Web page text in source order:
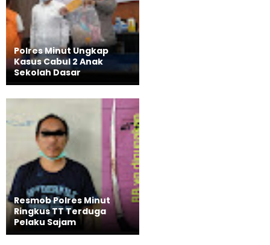
Polres Minut Ungkap
Kasus Cabul 2 Anak
Sekolah Dasar
Resmob Polres Minut
Ringkus TT Terduga
Pelaku Sajam